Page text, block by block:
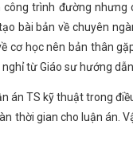
trình đường
bài bản về chuyên
cơ học nên bản thân
từ Giáo sư hướng
án TS kỹ thuật trong
thời gian cho luận án.